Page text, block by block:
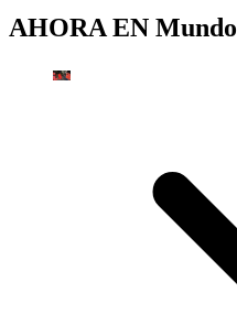
AHORA EN Mundo